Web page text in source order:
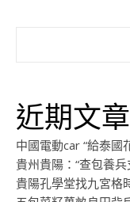
近期文章
中國電動car “給泰國
貴州貴陽：“查包養
貴陽孔學堂找九宮格